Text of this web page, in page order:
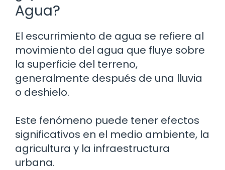
Agua?
El escurrimiento de agua se refiere al
movimiento del agua que fluye sobre
la superficie del terreno,
generalmente después de una lluvia
o deshielo.
Este fenómeno puede tener efectos
significativos en el medio ambiente, la
agricultura y la infraestructura
urbana.